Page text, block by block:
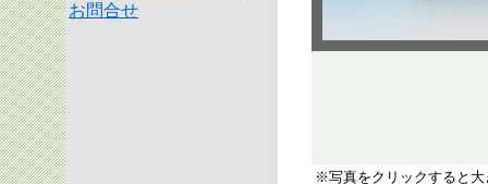
お問合せ
※写真をクリックすると